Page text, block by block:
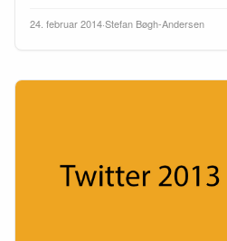
24. februar 2014·Stefan Bøgh-Andersen